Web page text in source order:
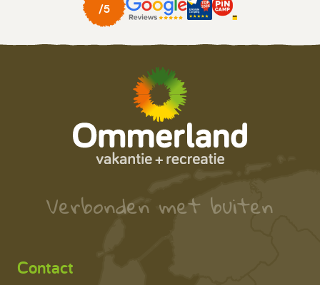
Verbonden met buiten
Contact